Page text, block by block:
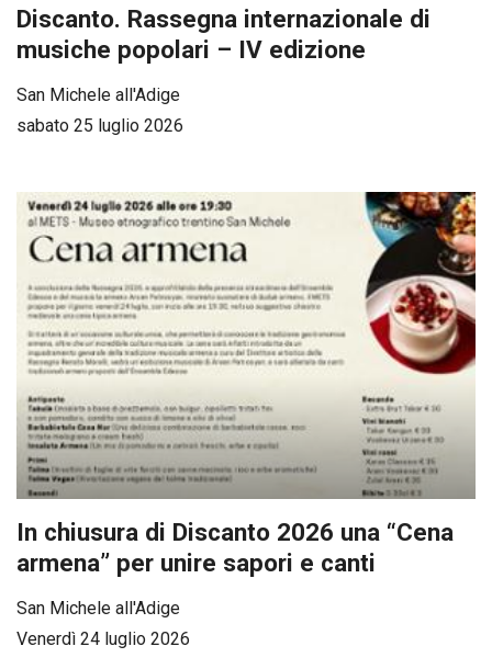
Discanto. Rassegna internazionale di
musiche popolari – IV edizione
San Michele all'Adige
sabato 25 luglio 2026
In chiusura di Discanto 2026 una “Cena
armena” per unire sapori e canti
San Michele all'Adige
Venerdì 24 luglio 2026